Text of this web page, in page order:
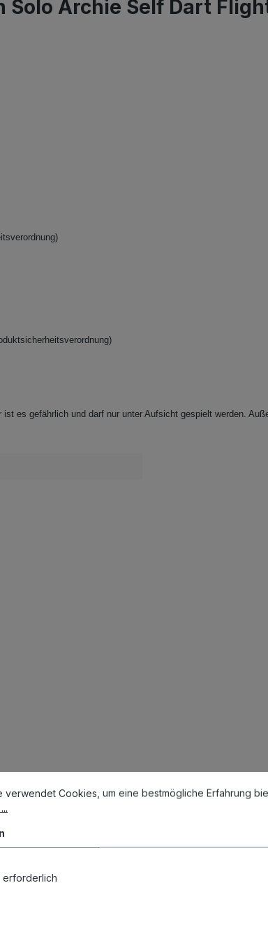
Archie Self Dart
es gefährlich und darf nur unter Aufsicht gespielt werden.
Cookies, um eine bestmögliche Erfahrung
verwendet Cookies, um eine bestmögliche Erfahrung
erforderlich